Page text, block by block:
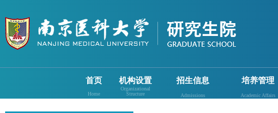
首页
Home
机构设置
Organizational
Structure
招生信息
Admissions
培养管理
Academic Affairs